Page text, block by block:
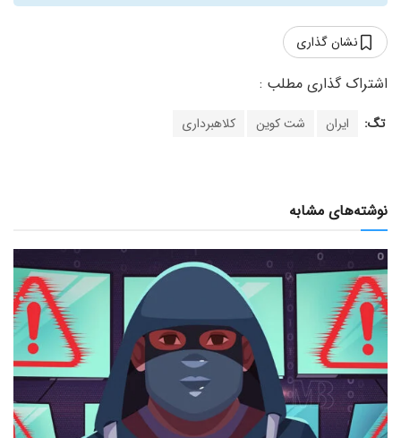
نشان گذاری
تگ: ایران شت کوین کلاهبرداری
نوشته‌های مشابه